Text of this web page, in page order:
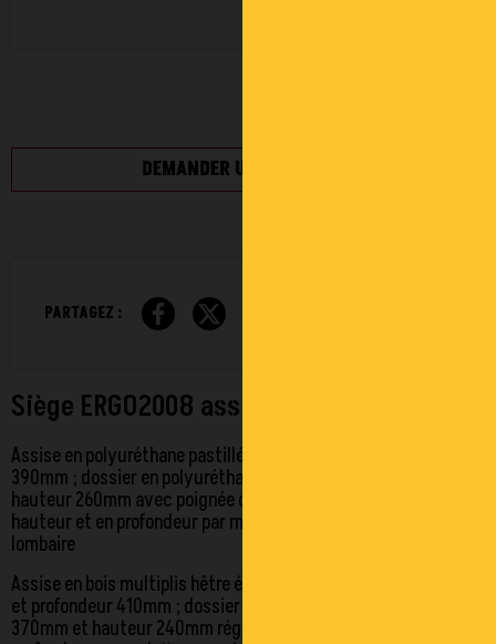
DEMANDER UNE COTATION
PARTAGEZ :
Siège ERGO2008 assise confort
Assise en polyuréthane pastillé largeur 410mm et profondeur
390mm ; dossier en polyuréthane pastillé largeur 390mm et
hauteur 260mm avec poignée de préhension, réglable en
hauteur et en profondeur par manette pour réglage du maintien
lombaire
Assise en bois multiplis hêtre épaisseur 8mm largeur 410mm
et profondeur 410mm ; dossier en bois multiplis hêtre largeur
370mm et hauteur 240mm réglable en hauteur et en